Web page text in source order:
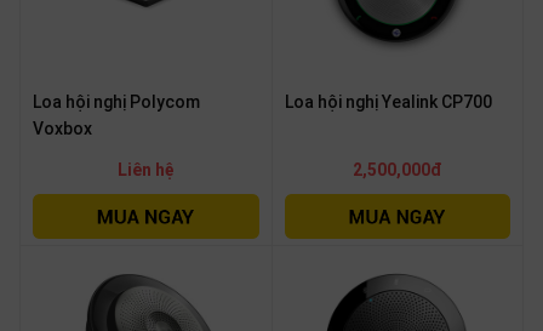
Loa hội nghị Polycom
Voxbox
Liên hệ
Loa hội nghị Yealink CP700
2,500,000đ